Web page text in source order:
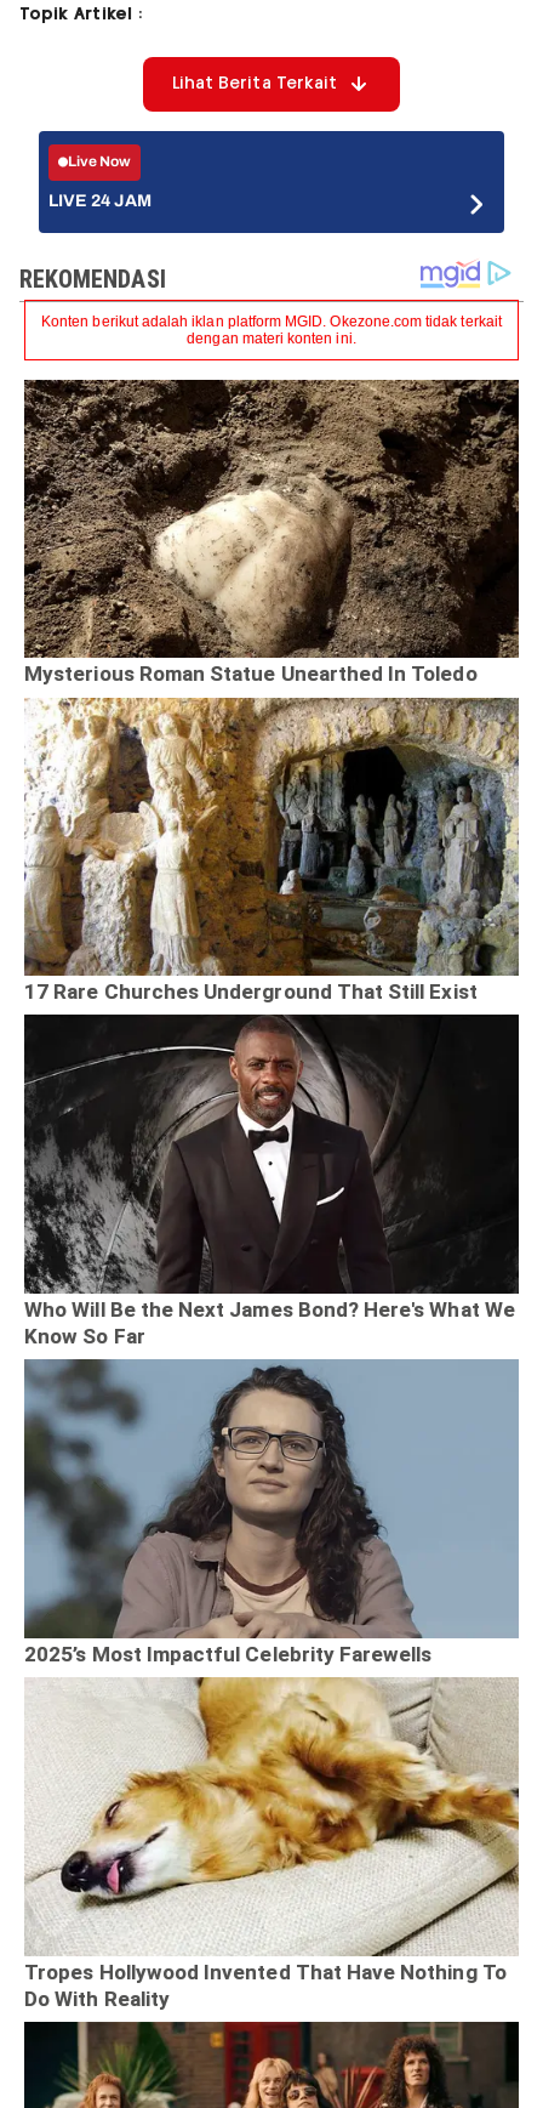
Topik Artikel :
Lihat Berita Terkait
Live Now
LIVE 24 JAM